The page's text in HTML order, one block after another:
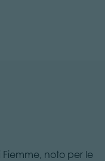
noto per le